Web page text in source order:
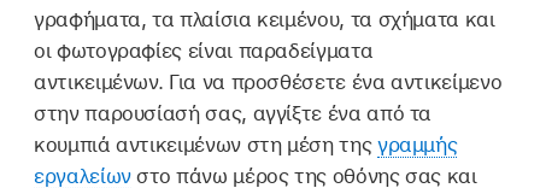
γραφήματα, τα πλαίσια κειμένου, τα σχήματα και
οι φωτογραφίες είναι παραδείγματα
αντικειμένων. Για να προσθέσετε ένα αντικείμενο
στην παρουσίασή σας, αγγίξτε ένα από τα
κουμπιά αντικειμένων στη μέση της γραμμής
εργαλείωνστο πάνω μέρος της οθόνης σας και